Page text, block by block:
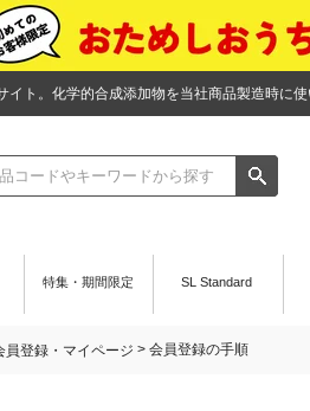
ト。化学的合成添加物を当社商品製造時に使
特集・期間限定 SL Standard
員登録・マイページ > 会員登録の手順